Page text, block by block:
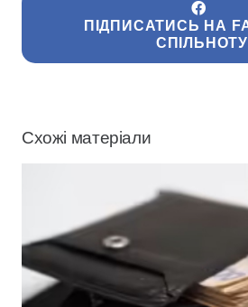
ПІДПИСАТИСЬ НА
СПІЛЬНОТУ
Схожі матеріали